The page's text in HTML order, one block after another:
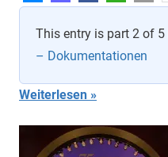
This entry is part 2 of 5
– Dokumentationen
Weiterlesen